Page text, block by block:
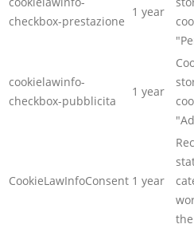
checkbox-prestazione
1 year
cookielawinfo-
checkbox-pubblicita
1 year
CookieLawInfoConsent 1 year